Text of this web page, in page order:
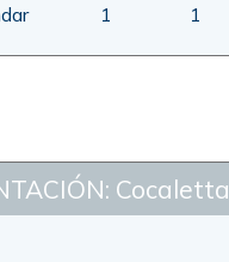
1 1
Cocaletta